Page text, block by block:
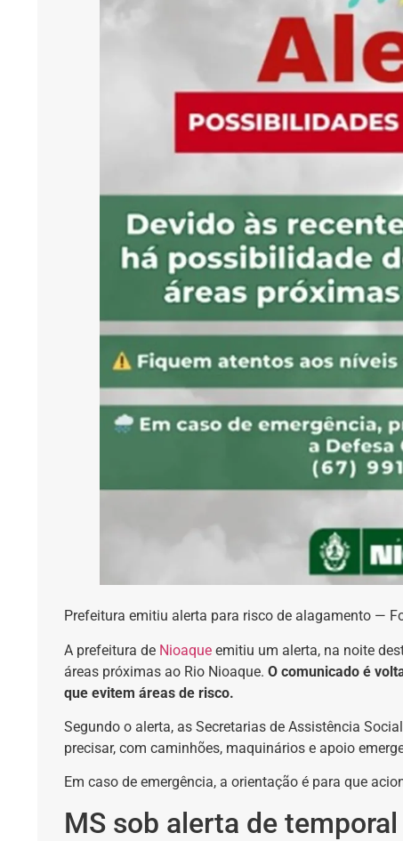
Prefeitura emitiu alerta para risco de alagamento —
A prefeitura de Nioaque emitiu um alerta, na noite
áreas próximas ao Rio Nioaque. O comunicado é
que evitem áreas de risco.
Segundo o alerta, as Secretarias de Assistência
precisar, com caminhões, maquinários e apoio
Em caso de emergência, a orientação é para que
MS sob alerta de temporal